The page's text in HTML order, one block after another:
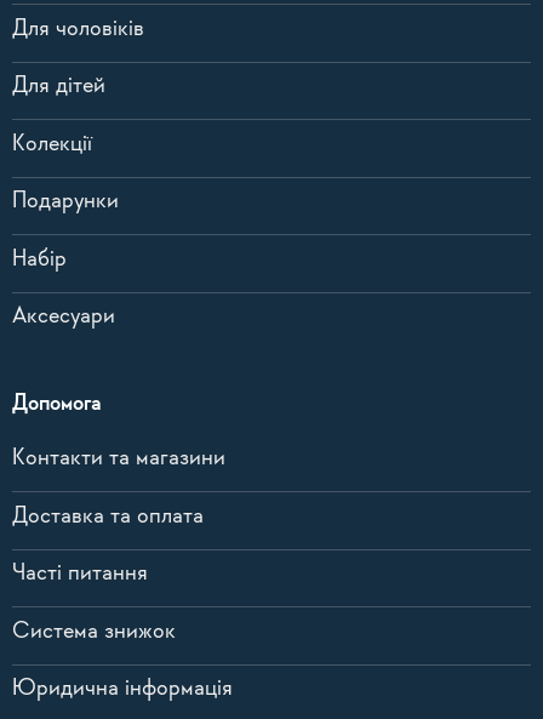
Для чоловіків
Для дітей
Колекції
Подарунки
Набір
Аксесуари
Допомога
Контакти та магазини
Доставка та оплата
Часті питання
Система знижок
Юридична інформація